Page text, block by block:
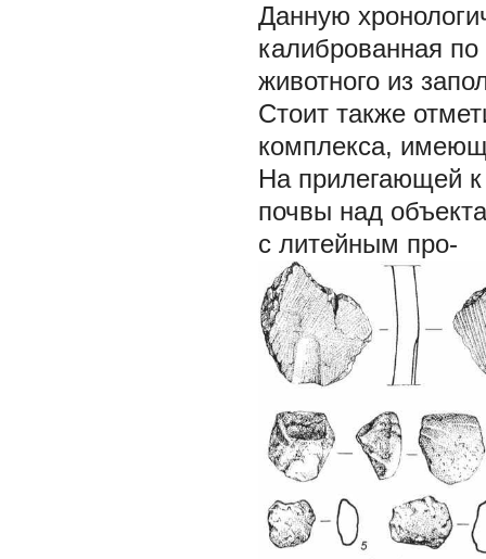
Данную
калиброванная
животного из
Стоит также
комплекса,
На прилегающей к
почвы над
с литейным про-